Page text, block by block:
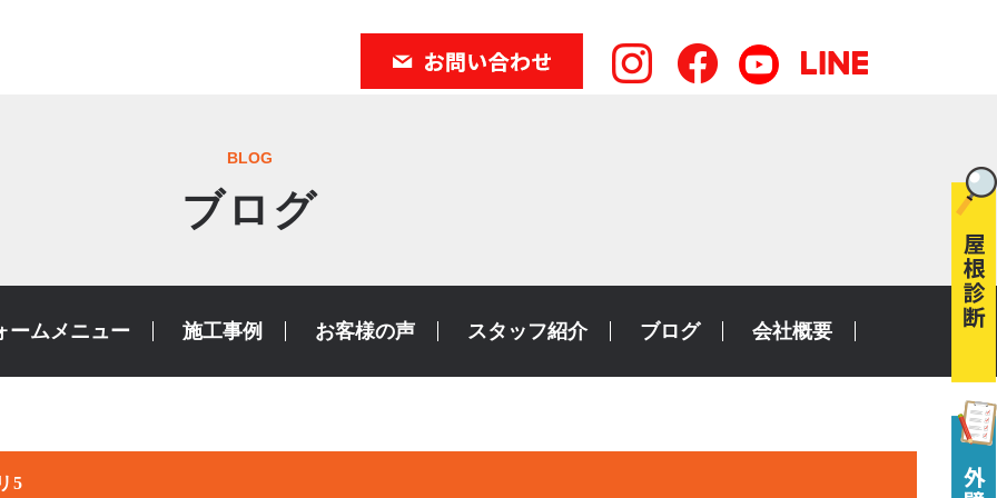
BLOG
ブログ
ームメニュー 施工事例 お客様の声 スタッフ紹介 ブログ 会社概要
5